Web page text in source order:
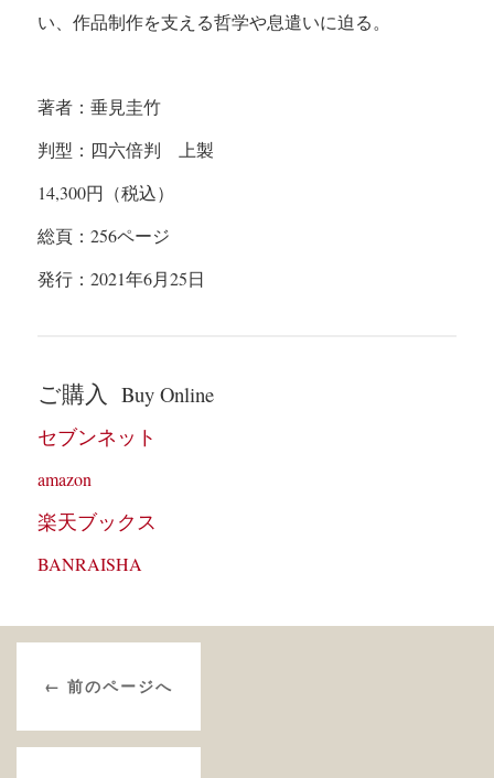
い、作品制作を支える哲学や息遣いに迫る。
著者：垂見圭竹
判型：四六倍判 上製
14,300円（税込）
総頁： 256ページ
発行： 2021年6月25日
ご購入 Buy Online
セブンネット
amazon
楽天ブックス
BANRAISHA
← 前のページへ